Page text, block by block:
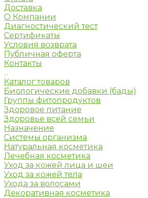
Доставка
О Компании
Диагностический тест
Сертификаты
Условия возврата
Публичная оферта
Контакты
...
Каталог товаров
Биологические добавки (бады)
Группы фитопродуктов
Здоровое питание
Здоровье всей семьи
Назначение
Системы организма
Натуральная косметика
Лечебная косметика
Уход за кожей лица и шеи
Уход за кожей тела
Ухода за волосами
Декоративная косметика